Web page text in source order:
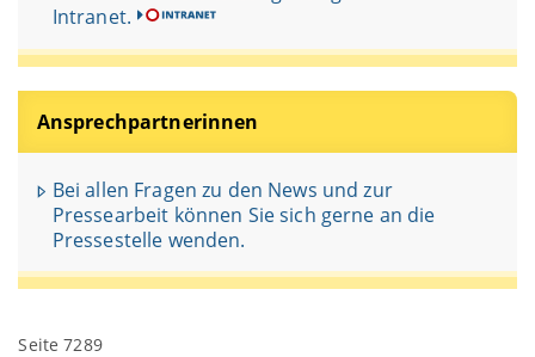
Intranet.
Ansprechpartnerinnen
Bei allen Fragen zu den News und zur
Pressearbeit können Sie sich gerne an die
Pressestelle wenden.
Seite 7289